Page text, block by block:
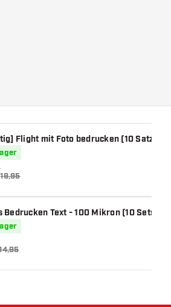
Flight mit Foto bedrucken (10 Satz)
19,95
Bedrucken Text - 100 Mikron (10 Sets)